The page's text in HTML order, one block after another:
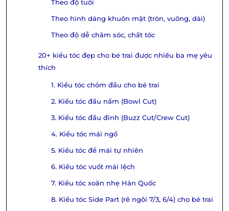
Theo độ tuổi
Theo hình dáng khuôn mặt (tròn, vuông, dài)
Theo độ dễ chăm sóc, chất tóc
20+ kiểu tóc đẹp cho bé trai được nhiều ba mẹ yêu
thích
1. Kiểu tóc chỏm đầu cho bé trai
2. Kiểu tóc đầu nấm (Bowl Cut)
3. Kiểu tóc đầu đinh (Buzz Cut/Crew Cut)
4. Kiểu tóc mái ngố
5. Kiểu tóc để mái tự nhiên
6. Kiểu tóc vuốt mái lệch
7. Kiểu tóc xoăn nhẹ Hàn Quốc
8. Kiểu tóc Side Part (rẽ ngôi 7/3, 6/4) cho bé trai